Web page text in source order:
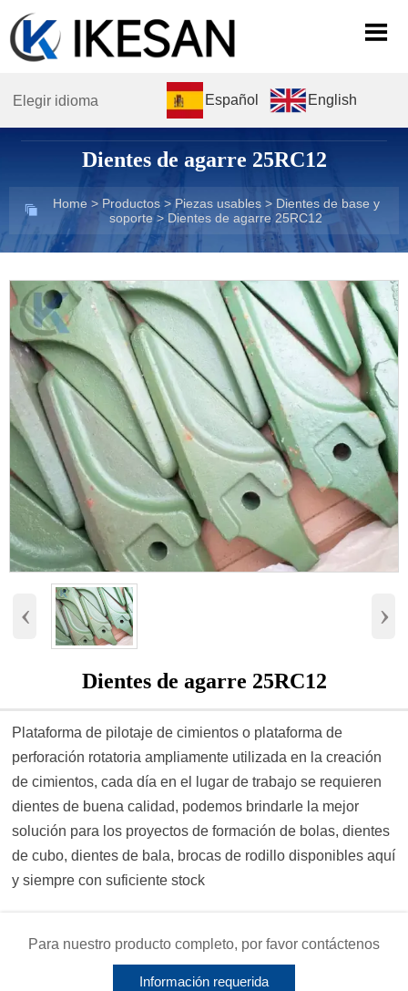

Elegir idioma Español English
Dientes de agarre 25RC12
 Home> Productos> Piezas usables> Dientes de base y
soporte > Dientes de agarre 25RC12
‹ ›
Dientes de agarre 25RC12
Plataforma de pilotaje de cimientos o plataforma de
perforación rotatoria ampliamente utilizada en la creación
de cimientos, cada día en el lugar de trabajo se requieren
dientes de buena calidad, podemos brindarle la mejor
solución para los proyectos de formación de bolas, dientes
de cubo, dientes de bala, brocas de rodillo disponibles aquí
y siempre con suficiente stock
Para nuestro producto completo, por favor contáctenos
Información requerida